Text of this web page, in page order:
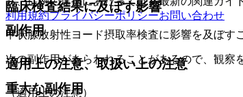
臨床検査結果に及ぼす影響
甲状腺放射性ヨード摂取率検査に影響を及ぼす
適用上の注意、取扱い上の注意
（適用上の注意）
副作用
次の副作用があらわれることがあるので、観察
重大な副作用
利用規約プライバシーポリシーお問い合わせ